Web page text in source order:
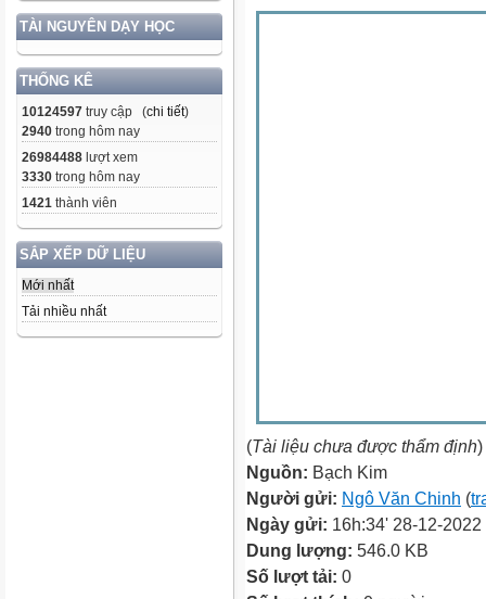
TÀI NGUYÊN DẠY HỌC
THỐNG KÊ
10124597 truy cập (chi tiết)
2940 trong hôm nay
26984488 lượt xem
3330 trong hôm nay
1421 thành viên
SẮP XẾP DỮ LIỆU
Mới nhất
Tải nhiều nhất
(Tài liệu chưa được thẩm định)
Nguồn: Bạch Kim
Người gửi: Ngô Văn Chinh (
Ngày gửi: 16h:34' 28-12-2022
Dung lượng: 546.0 KB
Số lượt tải: 0